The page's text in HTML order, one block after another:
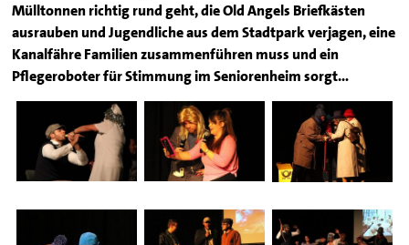
Mülltonnen richtig rund geht, die Old Angels Briefkästen
ausrauben und Jugendliche aus dem Stadtpark verjagen, eine
Kanalfähre Familien zusammenführen muss und ein
Pflegeroboter für Stimmung im Seniorenheim sorgt…